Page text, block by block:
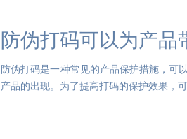
防伪打码可以为产品
防伪打码是一种常见的产品保护措施，可
产品的出现。为了提高打码的保护效果，